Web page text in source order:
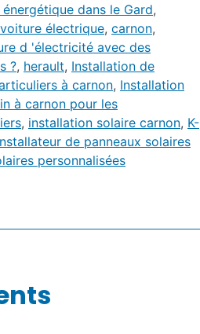
dans le Gard,
électrique, carnon,
d 'électricité avec des
?, herault, Installation de
à carnon, Installation
à carnon pour les
, installation solaire carnon, K-
de panneaux solaires
personnalisées